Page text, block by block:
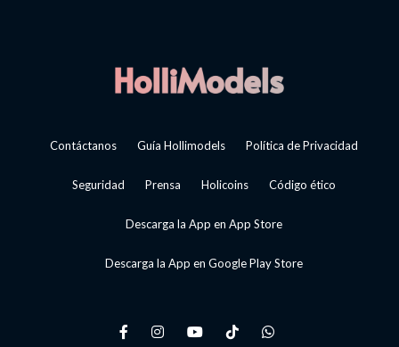
Contáctanos Guía Hollimodels Política de Privacidad
Seguridad Prensa Holicoins Código ético
Descarga la App en App Store
Descarga la App en Google Play Store